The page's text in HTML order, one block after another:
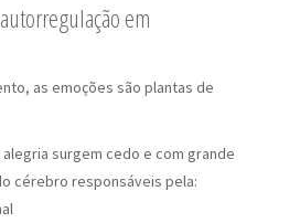
em
as emoções são plantas de
surgem cedo e com grande
cérebro responsáveis pela: